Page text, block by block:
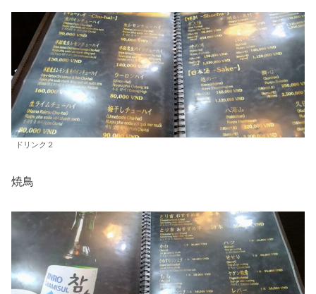
ドリンク２
焼鳥